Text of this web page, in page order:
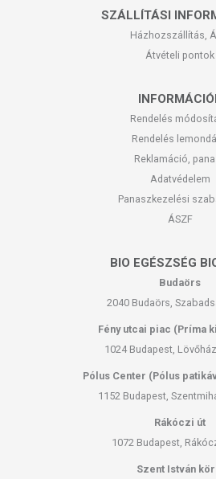
SZÁLLÍTÁSI
Házhozszállítás,
Átvételi pontok
Rendelés
Rendelés
Reklamáció,
Adatvédelem
Panaszkezelési
ÁSZF
BIO EGÉSZSÉG
Budaörs
2040 Budaörs,
Fény utcai piac (Príma
1024 Budapest,
Pólus Center (Pólus
1152 Budapest,
Rákóczi út
1072 Budapest,
Szent István